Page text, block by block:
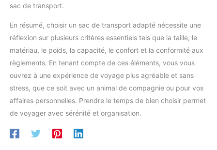
sac de transport.
En résumé, choisir un sac de transport adapté nécessite une
réflexion sur plusieurs critères essentiels tels que la taille, le
matériau, le poids, la capacité, le confort et la conformité aux
règlements. En tenant compte de ces éléments, vous vous
ouvrez à une expérience de voyage plus agréable et sans
stress, que ce soit avec un animal de compagnie ou pour vos
affaires personnelles. Prendre le temps de bien choisir permet
de voyager avec sérénité et organisation.